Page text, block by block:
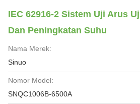
IEC 62916-2 Sistem Uji Arus
Dan Peningkatan Suhu
Nama Merek:
Sinuo
Nomor Model:
SNQC1006B-6500A